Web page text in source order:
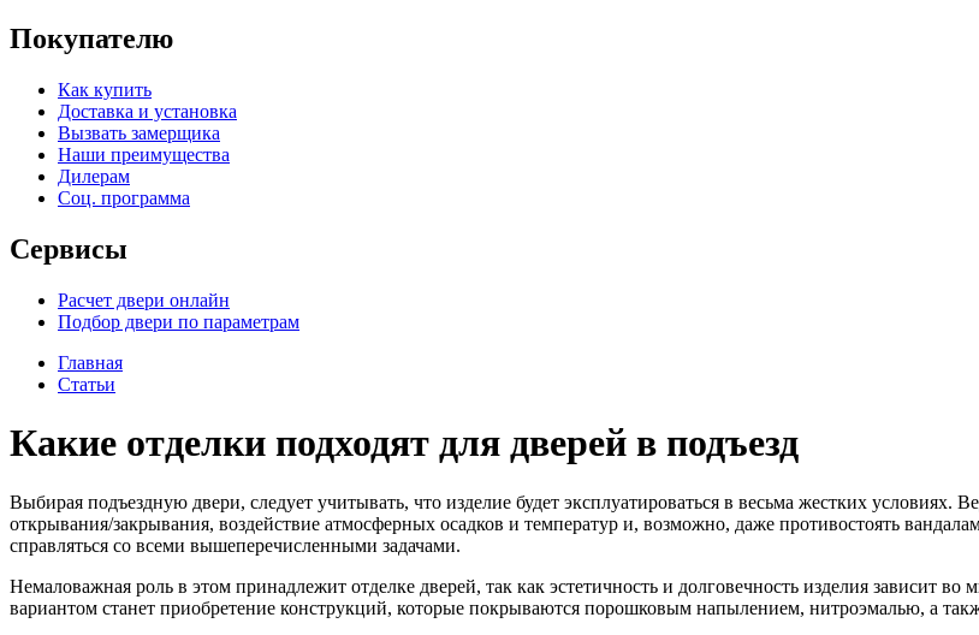
Покупателю
Как купить
Доставка и установка
Вызвать замерщика
Наши преимущества
Дилерам
Соц. программа
Сервисы
Расчет двери онлайн
Подбор двери по параметрам
Главная
Статьи
Какие отделки подходят для дверей в подъезд
Выбирая подъездную двери, следует учитывать, что изделие будет эксплуатироваться в весьма жестких условиях.
открывания/закрывания, воздействие атмосферных осадков и температур и, возможно, даже противостоять
справляться со всеми вышеперечисленными задачами.
Немаловажная роль в этом принадлежит отделке дверей, так как эстетичность и долговечность изделия зависит
вариантом станет приобретение конструкций, которые покрываются порошковым напылением, нитроэмалью, а